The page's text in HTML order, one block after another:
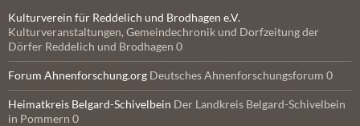
Kulturverein für Reddelich und Brodhagen e.V.
Kulturveranstaltungen, Gemeindechronik und Dorfzeitung der
Dörfer Reddelich und Brodhagen 0
Forum Ahnenforschung.org Deutsches Ahnenforschungsforum 0
Heimatkreis Belgard-Schivelbein Der Landkreis Belgard-Schivelbein
in Pommern 0